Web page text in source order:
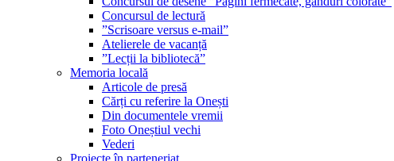
Concursul de lectură
”Scrisoare versus e-mail”
Atelierele de vacanță
”Lecții la bibliotecă”
Memoria locală
Articole de presă
Cărți cu referire la Onești
Din documentele vremii
Foto Oneștiul vechi
Vederi